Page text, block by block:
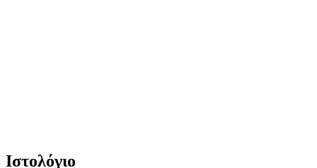
Ιστολόγιο